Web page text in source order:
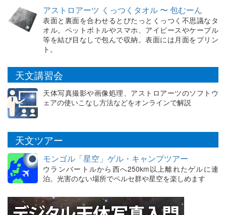
アストロアーツ くっつくタオル 〜 包むーん
表面と裏面を合わせるとぴたっとくっつく不思議なタ
オル。ペットボトルやスマホ、アイピースやケーブル
等を結び目なしで包んで収納。表面には月面をプリン
ト。
天文講習会
天体写真撮影や画像処理、アストロアーツのソフトウ
ェアの使いこなし方法などをオンラインで解説
天文ツアー
モンゴル「星空」ゲル・キャンプツアー
ウランバートルから西へ250km以上離れたゲルに連
泊。光害のない場所でペルセ群や星空を楽しめます